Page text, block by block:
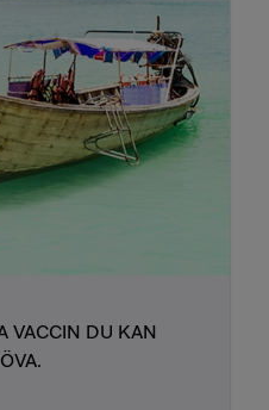
VACCIN DU KAN